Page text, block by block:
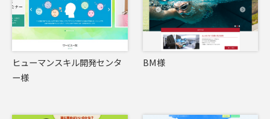
ヒューマンスキル開発センタ
ー様
BM様